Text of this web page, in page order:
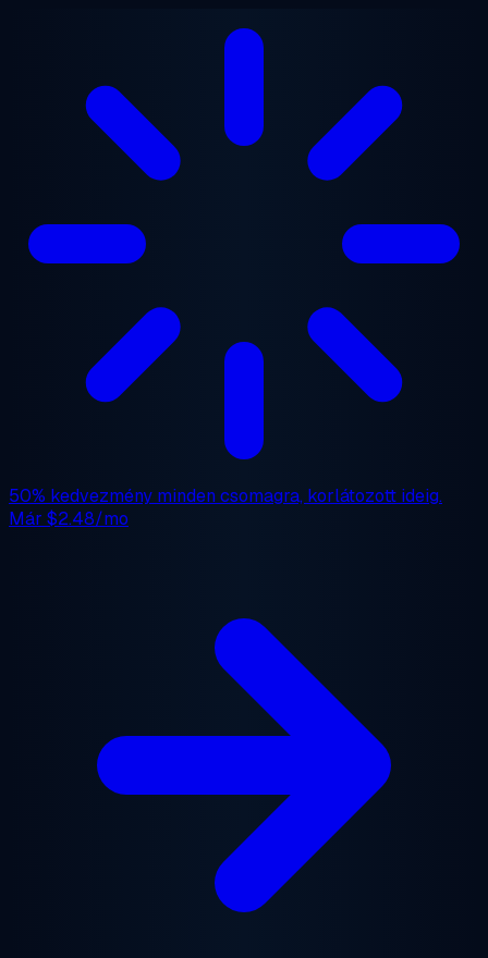
50% kedvezmény minden csomagra, korlátozott ideig.
Már $2.48/mo